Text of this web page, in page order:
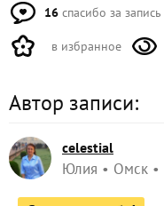
16 спасибо за запись
в избранное
Автор записи:
celestial
Юлия Омск